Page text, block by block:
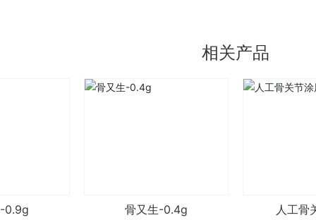
相关产品
0.9g 骨又生-0.4g 人工骨